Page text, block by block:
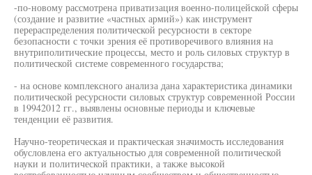
-по-новому рассмотрена приватизация военно-полицейской сферы
(создание и развитие «частных армий») как инструмент
перераспределения политической ресурсности в секторе
безопасности с точки зрения её противоречивого влияния на
внутриполитические процессы, место и роль силовых структур в
политической системе современного государства;
- на основе комплексного анализа дана характеристика динамики
политической ресурсности силовых структур современной России
в 19942012 гг., выявлены основные периоды и ключевые
тенденции её развития.
Научно-теоретическая и практическая значимость исследования
обусловлена его актуальностью для современной политической
науки и политической практики, а также высокой